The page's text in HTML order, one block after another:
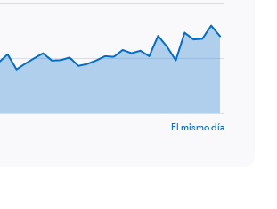
El mismo día